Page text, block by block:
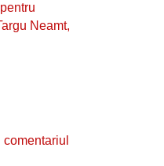
Neamt,